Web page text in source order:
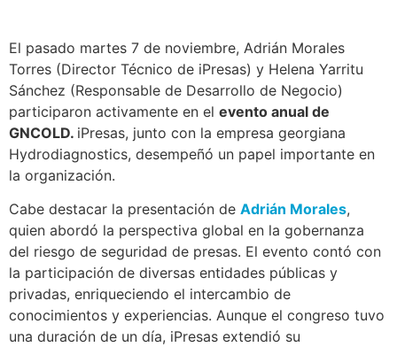
El pasado martes 7 de noviembre, Adrián Morales
Torres (Director Técnico de iPresas) y Helena Yarritu
Sánchez (Responsable de Desarrollo de Negocio)
participaron activamente en el evento anual de
GNCOLD. iPresas, junto con la empresa georgiana
Hydrodiagnostics, desempeñó un papel importante en
la organización.
Cabe destacar la presentación de Adrián Morales,
quien abordó la perspectiva global en la gobernanza
del riesgo de seguridad de presas. El evento contó con
la participación de diversas entidades públicas y
privadas, enriqueciendo el intercambio de
conocimientos y experiencias. Aunque el congreso tuvo
una duración de un día, iPresas extendió su